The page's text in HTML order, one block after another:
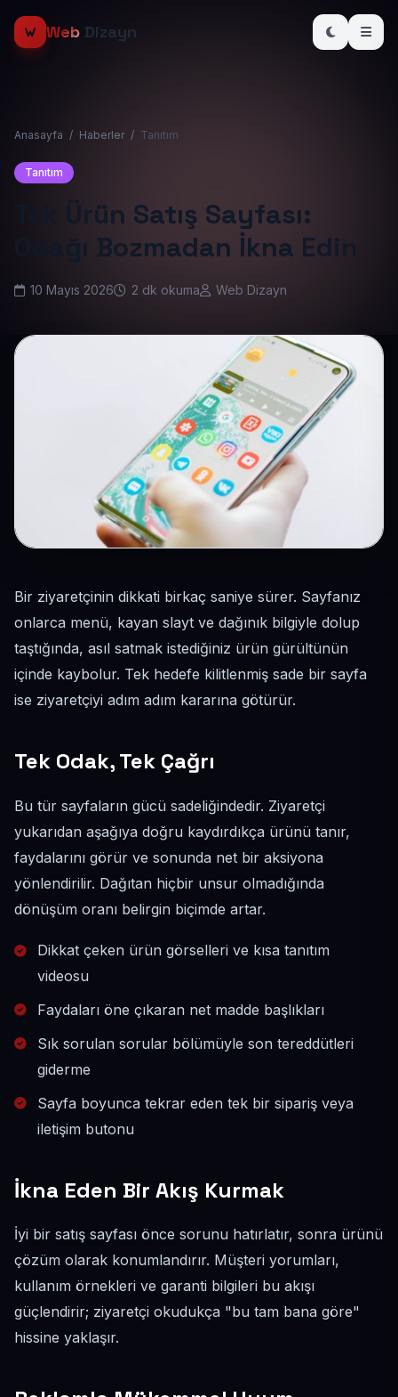
Web Dizayn
Anasayfa / Haberler / Tanıtım
Tanıtım
Tek Ürün Satış Sayfası:
Odağı Bozmadan İkna Edin
10 Mayıs 2026 2 dk okuma Web Dizayn
Bir ziyaretçinin dikkati birkaç saniye sürer. Sayfanız
onlarca menü, kayan slayt ve dağınık bilgiyle dolup
taştığında, asıl satmak istediğiniz ürün gürültünün
içinde kaybolur. Tek hedefe kilitlenmiş sade bir sayfa
ise ziyaretçiyi adım adım kararına götürür.
Tek Odak, Tek Çağrı
Bu tür sayfaların gücü sadeliğindedir. Ziyaretçi
yukarıdan aşağıya doğru kaydırdıkça ürünü tanır,
faydalarını görür ve sonunda net bir aksiyona
yönlendirilir. Dağıtan hiçbir unsur olmadığında
dönüşüm oranı belirgin biçimde artar.
Dikkat çeken ürün görselleri ve kısa tanıtım
videosu
Faydaları öne çıkaran net madde başlıkları
Sık sorulan sorular bölümüyle son tereddütleri
giderme
Sayfa boyunca tekrar eden tek bir sipariş veya
iletişim butonu
İkna Eden Bir Akış Kurmak
İyi bir satış sayfası önce sorunu hatırlatır, sonra ürünü
çözüm olarak konumlandırır. Müşteri yorumları,
kullanım örnekleri ve garanti bilgileri bu akışı
güçlendirir; ziyaretçi okudukça "bu tam bana göre"
hissine yaklaşır.